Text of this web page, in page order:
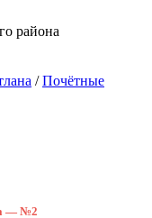
района
/Почётные
— №2